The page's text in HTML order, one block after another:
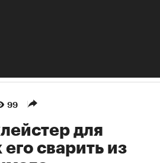
99
для
сварить из